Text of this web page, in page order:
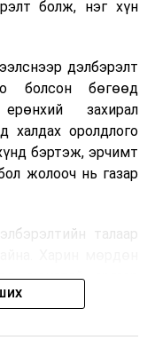
орлогын 80 гаруй
бөгөөд тус улсын
сайд мэдэгджээ.
болж, нэг хүн
дэлбэрэлт
болсон бөгөөд
захирал
халдах оролдлого
бэртэж, эрчимт
жолооч нь газар
талаар
аюултай аргаар
гэх үндэслэлээр